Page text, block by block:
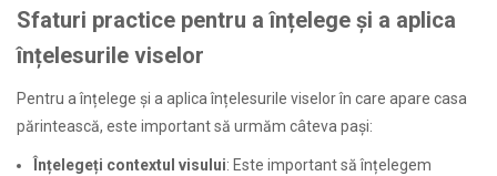
Sfaturi practice pentru a înțelege și a aplica
înțelesurile viselor
Pentru a înțelege și a aplica înțelesurile viselor în care apare casa
părintească, este important să urmăm câteva pași:
Înțelegeți contextul visului: Este important să înțelegem